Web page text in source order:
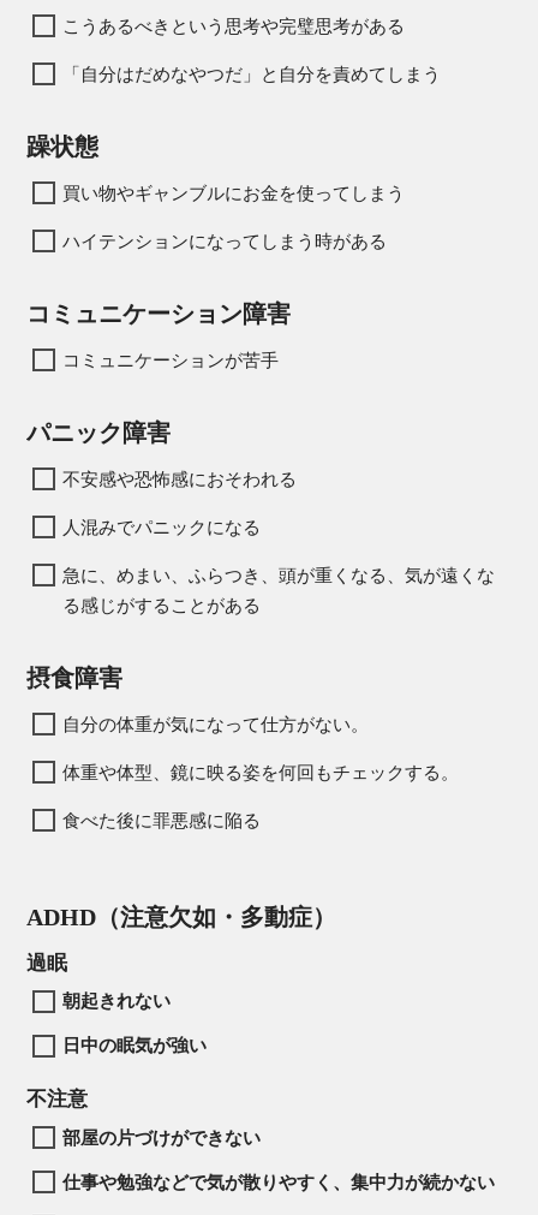
こうあるべきという思考や完璧思考がある
「自分はだめなやつだ」と自分を責めてしまう
躁状態
買い物やギャンブルにお金を使ってしまう
ハイテンションになってしまう時がある
コミュニケーション障害
コミュニケーションが苦手
パニック障害
不安感や恐怖感におそわれる
人混みでパニックになる
急に、めまい、ふらつき、頭が重くなる、気が遠くな
る感じがすることがある
摂食障害
自分の体重が気になって仕方がない。
体重や体型、鏡に映る姿を何回もチェックする。
食べた後に罪悪感に陥る
ADHD（注意欠如・多動症）
過眠
朝起きれない
日中の眠気が強い
不注意
部屋の片づけができない
仕事や勉強などで気が散りやすく、集中力が続かない